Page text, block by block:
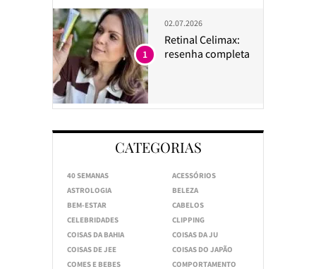
02.07.2026
Retinal Celimax:
resenha completa
1
CATEGORIAS
40 SEMANAS
ACESSÓRIOS
ASTROLOGIA
BELEZA
BEM-ESTAR
CABELOS
CELEBRIDADES
CLIPPING
COISAS DA BAHIA
COISAS DA JU
COISAS DE JEE
COISAS DO JAPÃO
COMES E BEBES
COMPORTAMENTO